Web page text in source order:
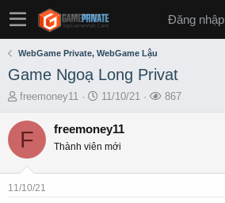
Đăng nhập
WebGame Private, WebGame Lậu
Game Ngoạ Long Privat
T
r
e
s
freemoney11
S
a
t
11/10/21
L
867
F freemoney11
Thành viên mới
11/10/21